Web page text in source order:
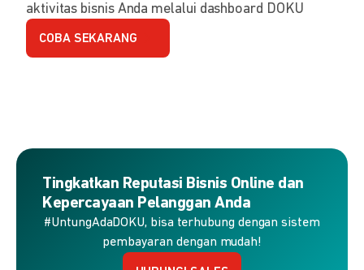
aktivitas bisnis Anda melalui dashboard DOKU
COBA SEKARANG
Tingkatkan Reputasi Bisnis Online dan
Kepercayaan Pelanggan Anda
#UntungAdaDOKU, bisa terhubung dengan sistem
pembayaran dengan mudah!